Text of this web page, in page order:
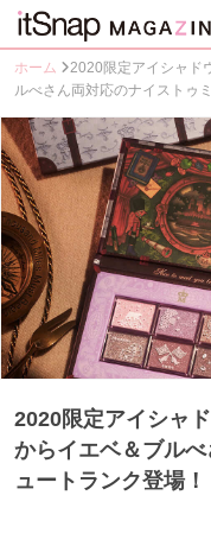
ホーム
2020限定アイシャド
ルべさん両対応のナイストゥ
2020限定アイシャ
からイエベ＆ブル
ュートランク登場！